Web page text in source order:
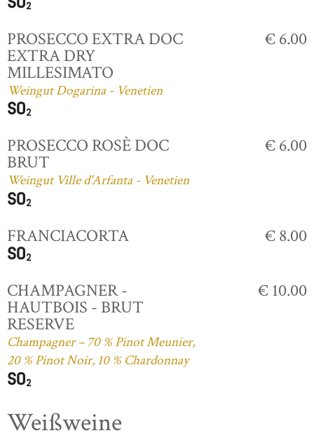
PROSECCO EXTRA DOC
EXTRA DRY
MILLESIMATO
Weingut Dogarina - Venetien
€ 6.00
PROSECCO ROSÈ DOC
BRUT
Weingut Ville d'Arfanta - Venetien
€ 6.00
FRANCIACORTA € 8.00
CHAMPAGNER -
HAUTBOIS - BRUT
RESERVE
Champagner – 70 % Pinot Meunier,
20 % Pinot Noir, 10 % Chardonnay
€ 10.00
Weißweine